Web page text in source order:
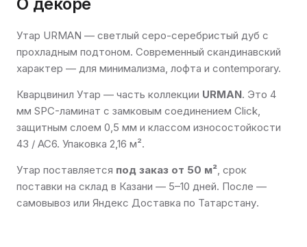
Утар URMAN — светлый серо-серебристый дуб с
прохладным подтоном. Современный скандинавский
характер — для минимализма, лофта и contemporary.
Кварцвинил Утар — часть коллекции URMAN. Это 4
мм SPC-ламинат с замковым соединением Click,
защитным слоем 0,5 мм и классом износостойкости
43 / AC6. Упаковка 2,16 м².
Утар поставляется под заказ от 50 м² , срок
поставки на склад в Казани — 5–10 дней. После —
самовывоз или Яндекс Доставка по Татарстану.